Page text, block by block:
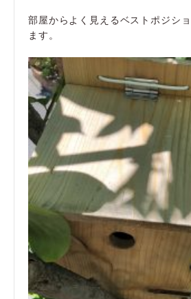
部屋からよく見えるベストポジシ
ます。